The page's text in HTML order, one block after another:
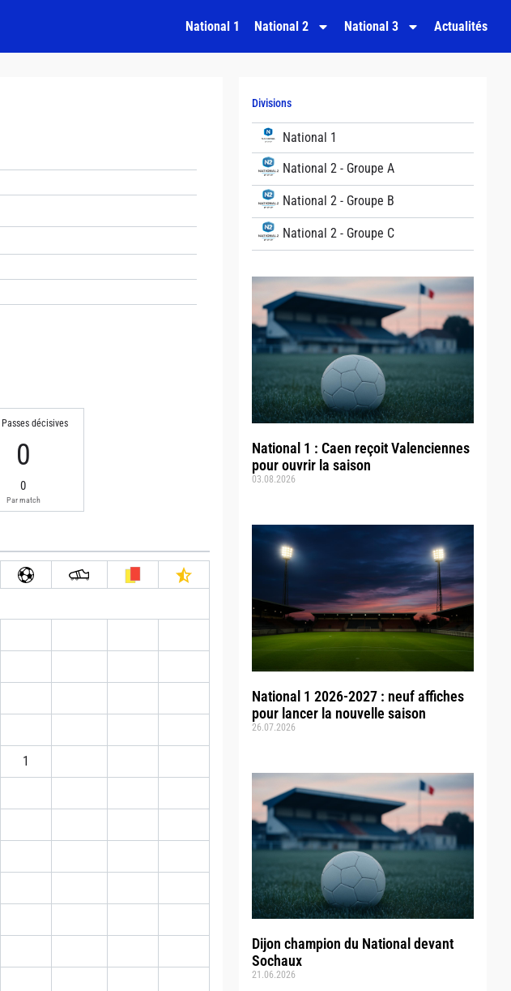
National 1 National 2 National 3 Actualités
Divisions
National 1
National 2 - Groupe A
National 2 - Groupe B
National 2 - Groupe C
National 1 : Caen reçoit Valenciennes
pour ouvrir la saison
03.08.2026
National 1 2026-2027 : neuf affiches
pour lancer la nouvelle saison
26.07.2026
Dijon champion du National devant
Sochaux
21.06.2026
Passes décisives
0
0
Par match
1